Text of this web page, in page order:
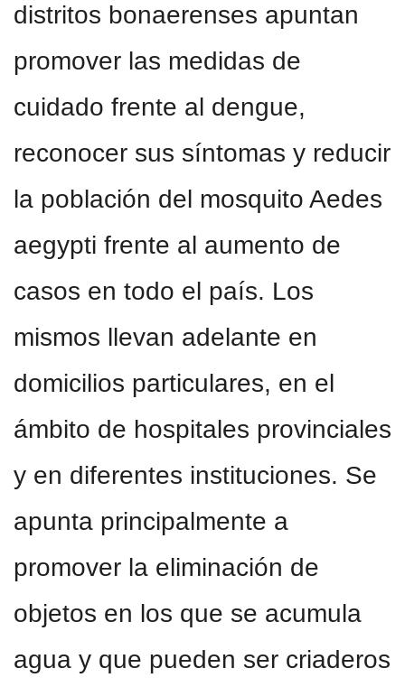
distritos bonaerenses apuntan
promover las medidas de
cuidado frente al dengue,
reconocer sus síntomas y reducir
la población del mosquito Aedes
aegypti frente al aumento de
casos en todo el país. Los
mismos llevan adelante en
domicilios particulares, en el
ámbito de hospitales provinciales
y en diferentes instituciones. Se
apunta principalmente a
promover la eliminación de
objetos en los que se acumula
agua y que pueden ser criaderos